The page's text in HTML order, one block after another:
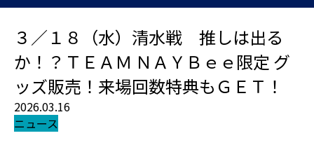
３／１８（水）清水戦 推しは出る
か！？ＴＥＡＭ ＮＡＹＢｅｅ限定 グ
ッズ販売！来場回数特典もＧＥＴ！
2026.03.16
ニュース